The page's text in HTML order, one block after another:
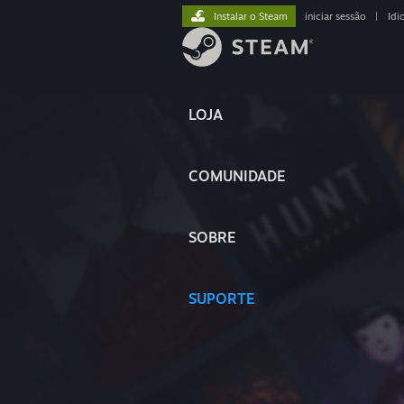
LOJA
COMUNIDADE
SOBRE
SUPORTE
Instalar o Steam iniciar sessão